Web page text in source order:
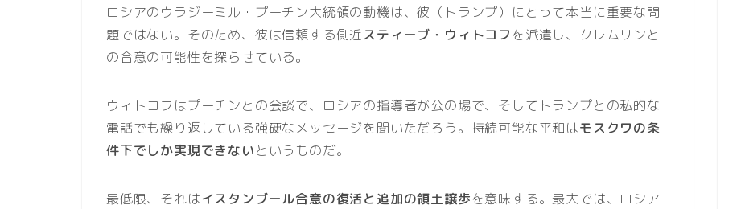
ロシアのウラジーミル・プーチン大統領の動機は、彼（トランプ）にとって本当に重要な問
題ではない。そのため、彼は信頼する側近スティーブ・ウィトコフを派遣し、クレムリンと
の合意の可能性を探らせている。
ウィトコフはプーチンとの会談で、ロシアの指導者が公の場で、そしてトランプとの私的な
電話でも繰り返している強硬なメッセージを聞いただろう。持続可能な平和はモスクワの条
件下でしか実現できないというものだ。
最低限、それはイスタンブール合意の復活と追加の領土譲歩を意味する。最大では、ロシア